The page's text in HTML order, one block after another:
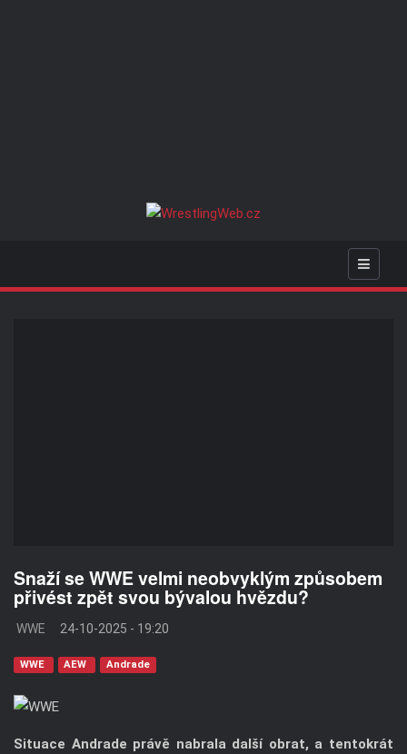
Snaží se WWE velmi neobvyklým způsobem
přivést zpět svou bývalou hvězdu?
WWE 24-10-2025 - 19:20
WWE AEW Andrade
Situace Andrade právě nabrala další obrat, a tentokrát